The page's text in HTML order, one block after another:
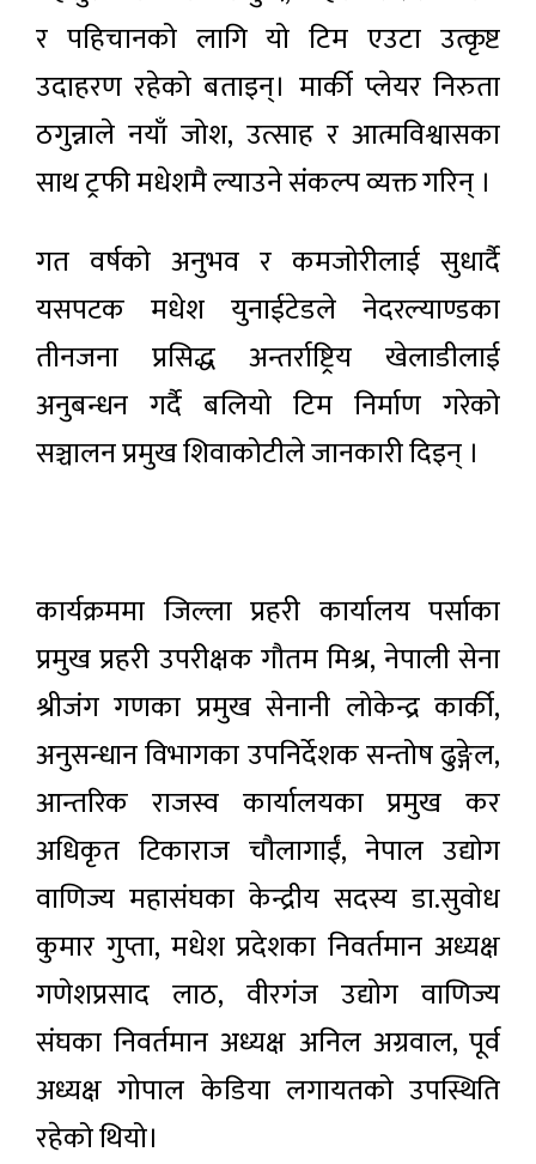
र पहिचानको लागि यो टिम एउटा उत्कृष्ट
उदाहरण रहेको बताइन्। मार्की प्लेयर निरुता
ठगुन्नाले नयाँ जोश, उत्साह र आत्मविश्वासका
साथ ट्रफी मधेशमै ल्याउने संकल्प व्यक्त गरिन् ।
गत वर्षको अनुभव र कमजोरीलाई सुधार्दै
यसपटक मधेश युनाईटेडले नेदरल्याण्डका
तीनजना प्रसिद्ध अन्तर्राष्ट्रिय खेलाडीलाई
अनुबन्धन गर्दै बलियो टिम निर्माण गरेको
सञ्चालन प्रमुख शिवाकोटीले जानकारी दिइन् ।
कार्यक्रममा जिल्ला प्रहरी कार्यालय पर्साका
प्रमुख प्रहरी उपरीक्षक गौतम मिश्र, नेपाली सेना
श्रीजंग गणका प्रमुख सेनानी लोकेन्द्र कार्की,
अनुसन्धान विभागका उपनिर्देशक सन्तोष ढुङ्गेल,
आन्तरिक राजस्व कार्यालयका प्रमुख कर
अधिकृत टिकाराज चौलागाईं, नेपाल उद्योग
वाणिज्य महासंघका केन्द्रीय सदस्य डा.सुवोध
कुमार गुप्ता, मधेश प्रदेशका निवर्तमान अध्यक्ष
गणेशप्रसाद लाठ, वीरगंज उद्योग वाणिज्य
संघका निवर्तमान अध्यक्ष अनिल अग्रवाल, पूर्व
अध्यक्ष गोपाल केडिया लगायतको उपस्थिति
रहेको थियो।